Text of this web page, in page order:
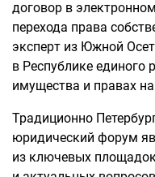
договор в
перехода права
эксперт из Южной
в Республике единого
имущества и правах на
Традиционно
юридический форум
из ключевых